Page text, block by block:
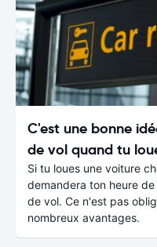
C'est une bonne
de vol quand tu
Si tu loues une voiture
demandera ton heure
de vol. Ce n'est pas
nombreux avantages.